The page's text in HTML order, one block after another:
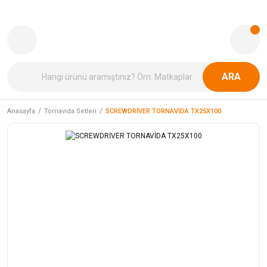
ARA
Anasayfa Tornavida Setleri SCREWDRİVER TORNAVİDA TX25X100